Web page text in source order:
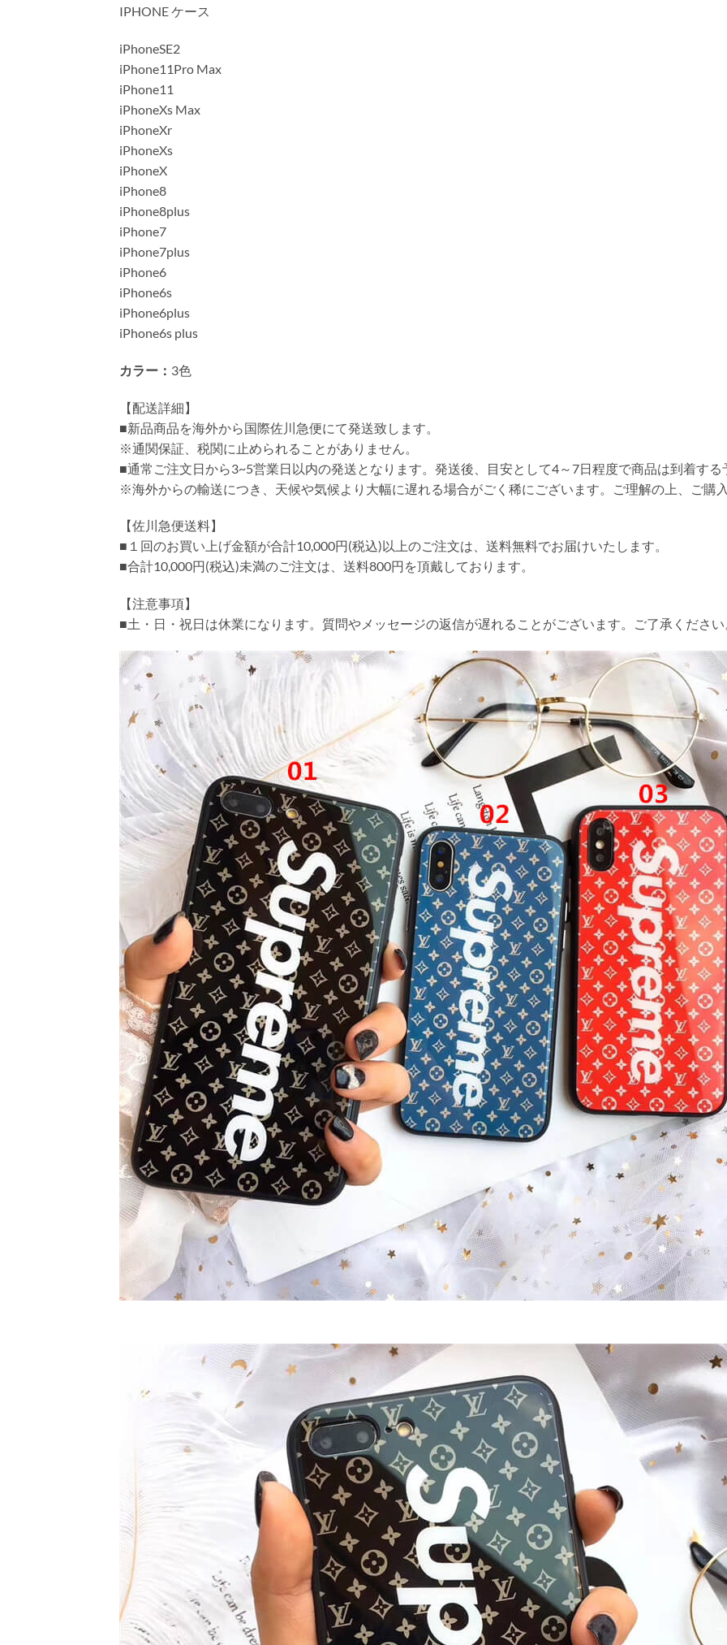
IPHONE ケース
iPhoneSE2
iPhone11Pro Max
iPhone11
iPhoneXs Max
iPhoneXr
iPhoneXs
iPhoneX
iPhone8
iPhone8plus
iPhone7
iPhone7plus
iPhone6
iPhone6s
iPhone6plus
iPhone6s plus
カラー： 3色
【配送詳細】
■新品商品を海外から国際佐川急便にて発送致します。
※通関保証、税関に止められることがありません。
■通常ご注文日から3~5営業日以内の発送となります。発送後、目安として4～7日程度で商品は到着する
※海外からの輸送につき、天候や気候より大幅に遅れる場合がごく稀にございます。ご理解の上、ご購
【佐川急便送料】
■１回のお買い上げ金額が合計10,000円(税込)以上のご注文は、送料無料でお届けいたします。
■合計10,000円(税込)未満のご注文は、送料800円を頂戴しております。
【注意事項】
■土・日・祝日は休業になります。質問やメッセージの返信が遅れることがございます。ご了承くださ